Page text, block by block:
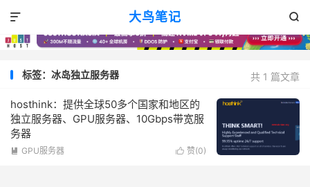
大鸟笔记 

共 1 篇文章
标签：冰岛独立服务器
hosthink：提供全球50多个国家和地区的
独立服务器、GPU服务器、10Gbps带宽服
务器
 赞(0)
 GPU服务器